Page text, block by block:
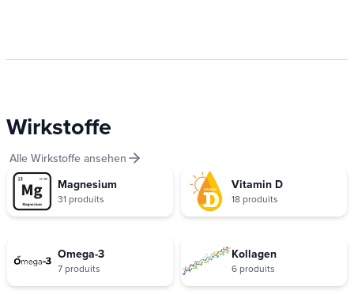
Wirkstoffe
Alle Wirkstoffe ansehen
Magnesium
31 produits
Vitamin D
18 produits
Omega-3
7 produits
Kollagen
6 produits